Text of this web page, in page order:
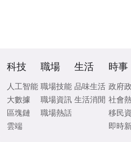
科技
人工智能
大數據
區塊鏈
雲端
職場
職場技能
職場資訊
職場熱話
生活
品味生活
生活消閒
時事
政府
社會
移民
即時